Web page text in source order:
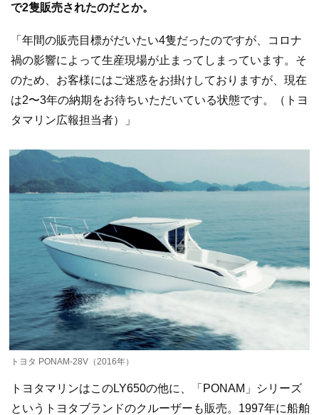
で2隻販売されたのだとか。
「年間の販売目標がだいたい4隻だったのですが、コロナ
禍の影響によって生産現場が止まってしまっています。そ
のため、お客様にはご迷惑をお掛けしておりますが、現在
は2〜3年の納期をお待ちいただいている状態です。（トヨ
タマリン広報担当者）」
トヨタ PONAM-28V（2016年）
トヨタマリンはこのLY650の他に、「PONAM」シリーズ
というトヨタブランドのクルーザーも販売。1997年に船舶